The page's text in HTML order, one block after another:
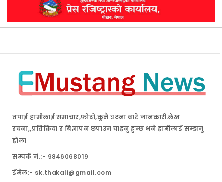
तपाई हामीलाई समाचार,फोटो,कुनै घटना बारे जानकारी,लेख
रचना,,प्रतिक्रिया र बिज्ञापन छपाउन चाहनु हुन्छ भने हामीलाई सम्झनु
होला
सम्पर्क नं.:- ९८४६०६८०१९
ईमेल:- sk.thakali@gmail.com